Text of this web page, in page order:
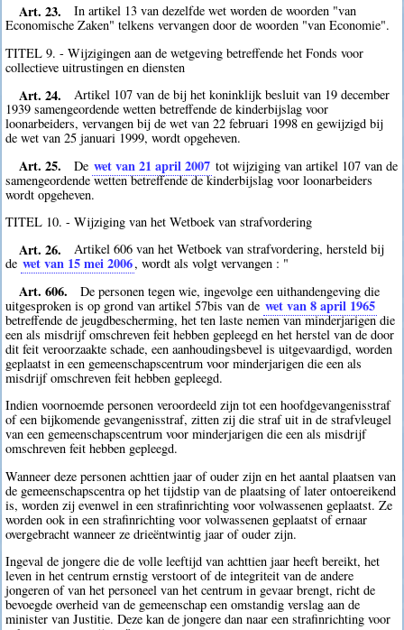
Art. 23.
In artikel 13 van dezelfde wet worden de woorden "van
Economische Zaken" telkens vervangen door de woorden "van Economie".
TITEL 9. - Wijzigingen aan de wetgeving betreffende het Fonds voor
collectieve uitrustingen en diensten
Art. 24.
Artikel 107 van de bij het koninklijk besluit van 19 december
1939 samengeordende wetten betreffende de kinderbijslag voor
loonarbeiders, vervangen bij de wet van 22 februari 1998 en gewijzigd bij
de wet van 25 januari 1999, wordt opgeheven.
Art. 25. De wet van 21 april 2007 tot wijziging van artikel 107 van de
samengeordende wetten betreffende de kinderbijslag voor loonarbeiders
wordt opgeheven.
TITEL 10. - Wijziging van het Wetboek van strafvordering
Art. 26.
Artikel 606 van het Wetboek van strafvordering, hersteld bij
de wet van 15 mei 2006, wordt als volgt vervangen : "
Art. 606.
De personen tegen wie, ingevolge een uithandengeving die
uitgesproken is op grond van artikel 57bis van de wet van 8 april 1965
betreffende de jeugdbescherming, het ten laste nemen van minderjarigen die
een als misdrijf omschreven feit hebben gepleegd en het herstel van de door
dit feit veroorzaakte schade, een aanhoudingsbevel is uitgevaardigd, worden
geplaatst in een gemeenschapscentrum voor minderjarigen die een als
misdrijf omschreven feit hebben gepleegd.
Indien voornoemde personen veroordeeld zijn tot een hoofdgevangenisstraf
of een bijkomende gevangenisstraf, zitten zij die straf uit in de strafvleugel
van een gemeenschapscentrum voor minderjarigen die een als misdrijf
omschreven feit hebben gepleegd.
Wanneer deze personen achttien jaar of ouder zijn en het aantal plaatsen van
de gemeenschapscentra op het tijdstip van de plaatsing of later ontoereikend
is, worden zij evenwel in een strafinrichting voor volwassenen geplaatst. Ze
worden ook in een strafinrichting voor volwassenen geplaatst of ernaar
overgebracht wanneer ze drieëntwintig jaar of ouder zijn.
Ingeval de jongere die de volle leeftijd van achttien jaar heeft bereikt, het
leven in het centrum ernstig verstoort of de integriteit van de andere
jongeren of van het personeel van het centrum in gevaar brengt, richt de
bevoegde overheid van de gemeenschap een omstandig verslag aan de
minister van Justitie. Deze kan de jongere dan naar een strafinrichting voor